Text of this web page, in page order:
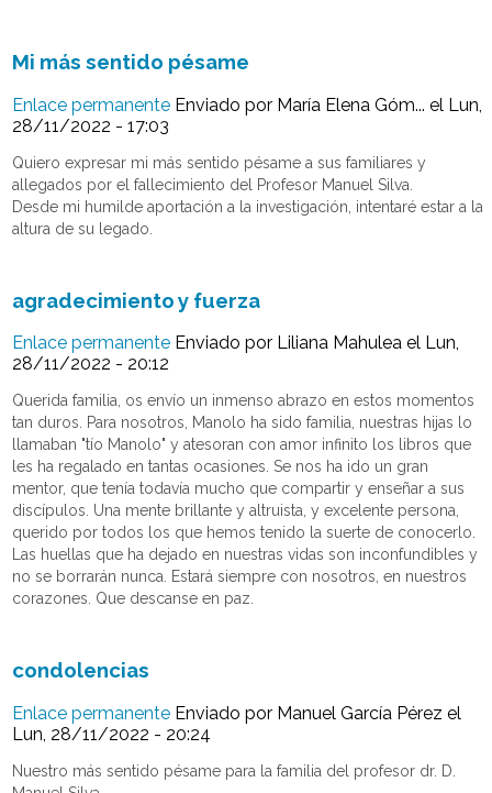
Mi más sentido pésame
Enlace permanente Enviado por María Elena Góm... el Lun,
28/11/2022 - 17:03
Quiero expresar mi más sentido pésame a sus familiares y
allegados por el fallecimiento del Profesor Manuel Silva.
Desde mi humilde aportación a la investigación, intentaré estar a la
altura de su legado.
agradecimiento y fuerza
Enlace permanente Enviado por Liliana Mahulea el Lun,
28/11/2022 - 20:12
Querida familia, os envío un inmenso abrazo en estos momentos
tan duros. Para nosotros, Manolo ha sido familia, nuestras hijas lo
llamaban "tío Manolo" y atesoran con amor infinito los libros que
les ha regalado en tantas ocasiones. Se nos ha ido un gran
mentor, que tenía todavía mucho que compartir y enseñar a sus
discípulos. Una mente brillante y altruista, y excelente persona,
querido por todos los que hemos tenido la suerte de conocerlo.
Las huellas que ha dejado en nuestras vidas son inconfundibles y
no se borrarán nunca. Estará siempre con nosotros, en nuestros
corazones. Que descanse en paz.
condolencias
Enlace permanente Enviado por Manuel García Pérez el
Lun, 28/11/2022 - 20:24
Nuestro más sentido pésame para la familia del profesor dr. D.